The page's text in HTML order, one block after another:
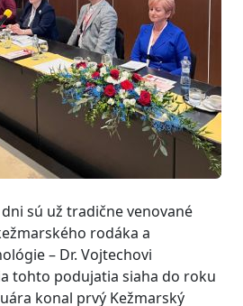
sú už tradične venované
rodáka a
– Dr. Vojtechovi
tohto podujatia siaha do roku
konal prvý Kežmarský